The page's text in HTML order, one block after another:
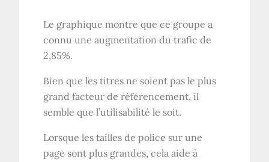
Le graphique montre que ce groupe a
connu une augmentation du trafic de
2,85%.
Bien que les titres ne soient pas le plus
grand facteur de référencement, il
semble que l’utilisabilité le soit.
Lorsque les tailles de police sur une
page sont plus grandes, cela aide à